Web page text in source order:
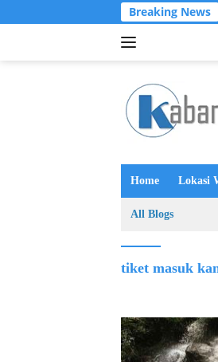
ke
Breaking News
Home Lokasi
All Blogs
tiket masuk